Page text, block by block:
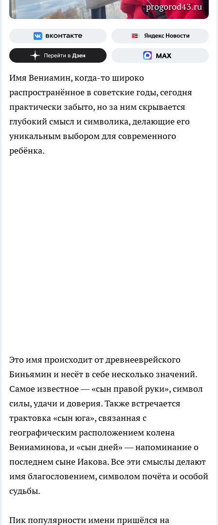
progorod43.ru
Имя Вениамин, когда-то широко
распространённое в советские годы, сегодня
практически забыто, но за ним скрывается
глубокий смысл и символика, делающие его
уникальным выбором для современного
ребёнка.
Это имя происходит от древнееврейского
Биньямин и несёт в себе несколько значений.
Самое известное — «сын правой руки», символ
силы, удачи и доверия. Также встречается
трактовка «сын юга», связанная с
географическим расположением колена
Вениаминова, и «сын дней» — напоминание о
последнем сыне Иакова. Все эти смыслы делают
имя благословением, символом почёта и особой
судьбы.
Пик популярности имени пришёлся на